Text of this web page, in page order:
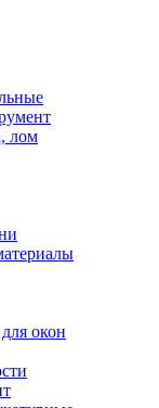
лом
окон